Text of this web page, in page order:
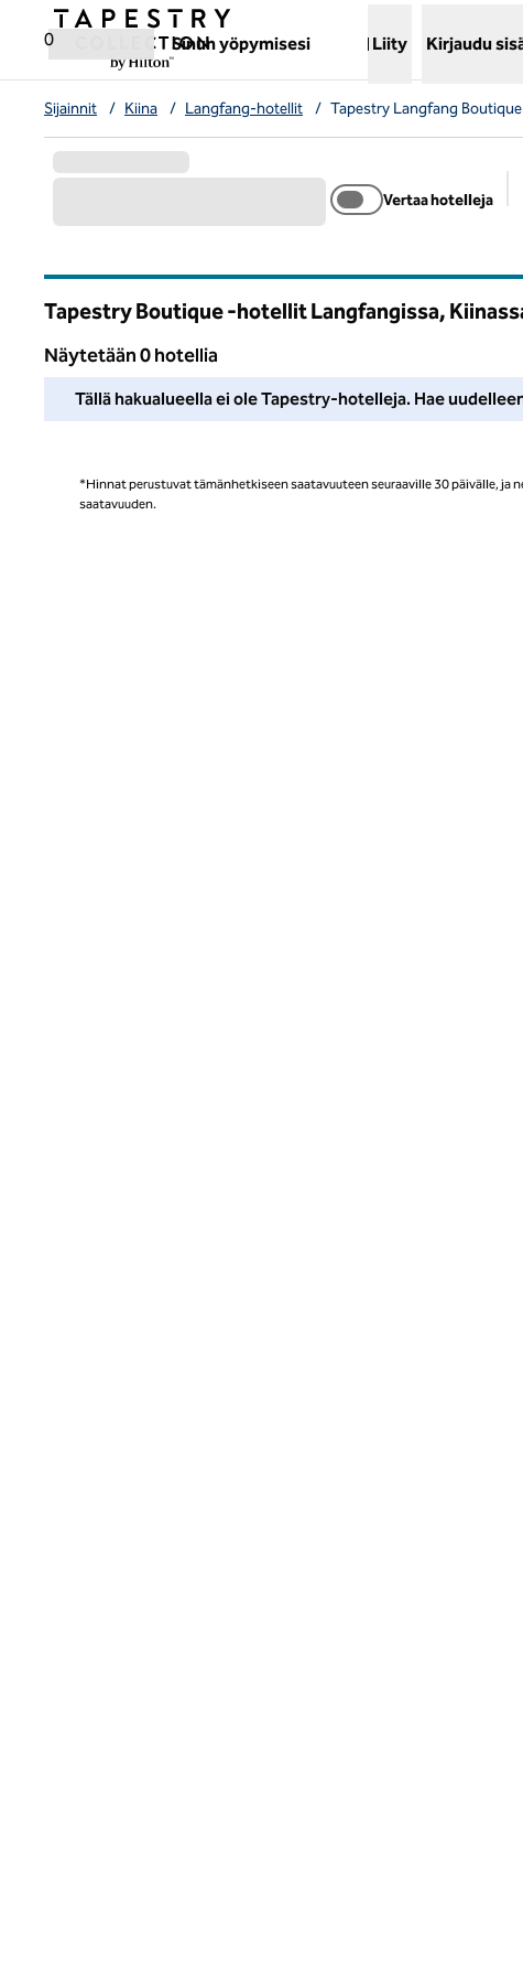
Siirry sisältöön
0
Sinun yöpymisesi
,avaa uuden välilehden
Liity Kirjaudu
Sijainnit / Kiina / Langfang-hotellit / Tapestry Langfang
Vertaa hotelleja
Tapestry Boutique -hotellit Langfangissa,
Näytetään 0 hotellia
Emme löytäneet yhtään hotellia tällä alueella. Säädä
Tällä hakualueella ei ole Tapestry-hotelleja. Hae
*Hinnat perustuvat tämänhetkiseen saatavuuteen seuraaville 30 päivälle, ja
saatavuuden.